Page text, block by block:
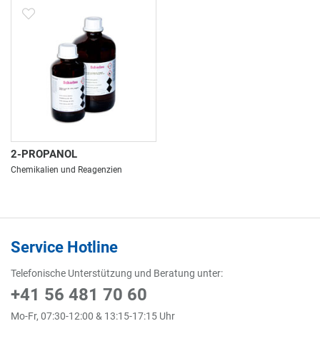
2-PROPANOL
Chemikalien und Reagenzien
Service Hotline
Telefonische Unterstützung und Beratung unter:
+41 56 481 70 60
Mo-Fr, 07:30-12:00 & 13:15-17:15 Uhr